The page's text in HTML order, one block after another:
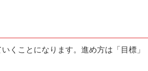
くことになります。進め方は「目標」